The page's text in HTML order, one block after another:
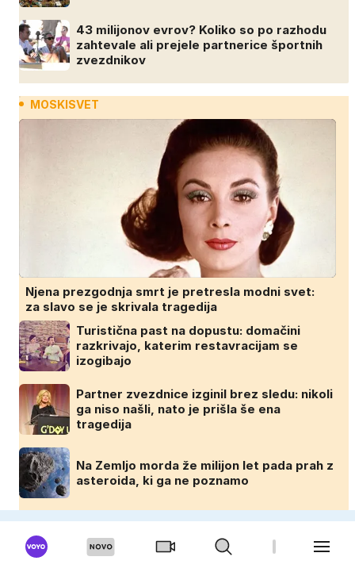
43 milijonov evrov? Koliko so po razhodu
zahtevale ali prejele partnerice športnih
zvezdnikov
MOSKISVET
Njena prezgodnja smrt je pretresla modni svet:
za slavo se je skrivala tragedija
Turistična past na dopustu: domačini
razkrivajo, katerim restavracijam se
izogibajo
Partner zvezdnice izginil brez sledu: nikoli
ga niso našli, nato je prišla še ena
tragedija
Na Zemljo morda že milijon let pada prah z
asteroida, ki ga ne poznamo